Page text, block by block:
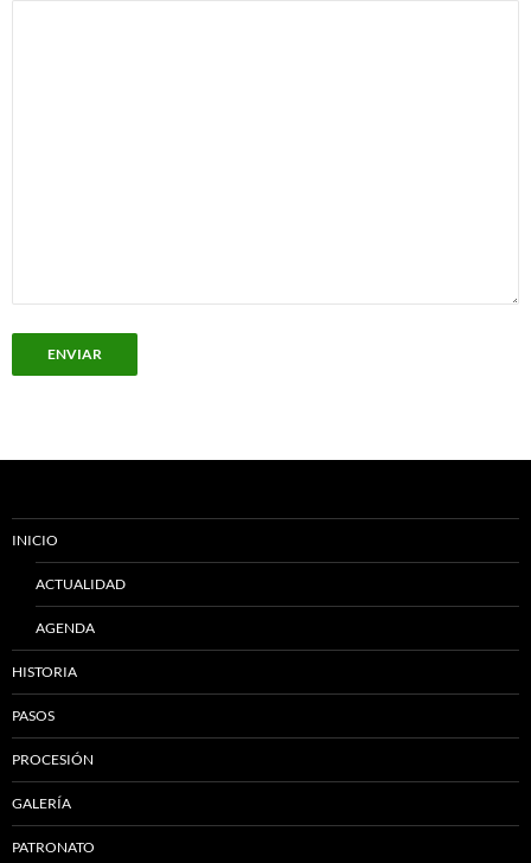
INICIO
ACTUALIDAD
AGENDA
HISTORIA
PASOS
PROCESIÓN
GALERÍA
PATRONATO